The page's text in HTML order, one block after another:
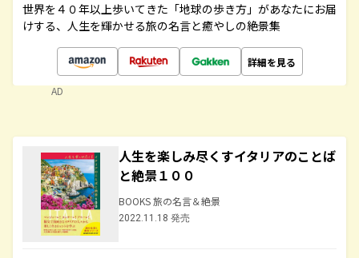
世界を４０年以上歩いてきた「地球の歩き方」があなたにお届
けする、人生を輝かせる旅の名言と癒やしの絶景集
詳細を見る
AD
人生を楽しみ尽くすイタリアのことば
と絶景１００
BOOKS 旅の名言＆絶景
2022.11.18 発売